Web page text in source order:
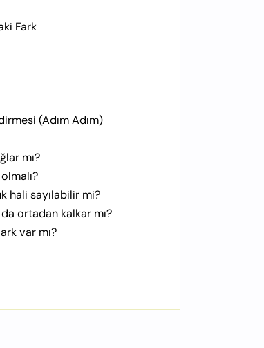
Fark
(Adım Adım)
mı?
hali sayılabilir mi?
ortadan kalkar mı?
var mı?